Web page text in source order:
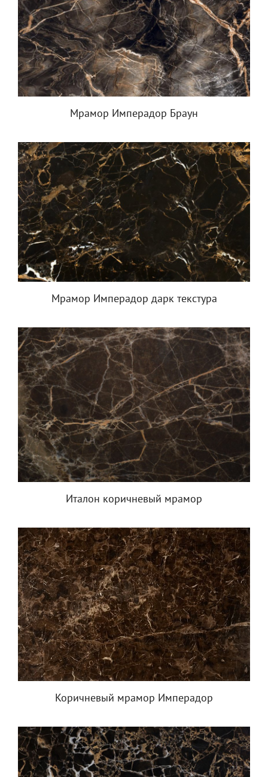
Мрамор Имперадор Браун
Мрамор Имперадор дарк текстура
Италон коричневый мрамор
Коричневый мрамор Имперадор